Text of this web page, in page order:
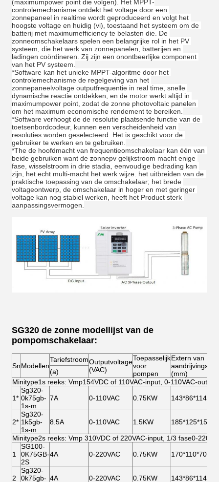
(maximumpower point die volgen). Het MPPT-
controlemechanisme ontdekt het voltage door een
zonnepaneel in realtime wordt geproduceerd en volgt het
hoogste voltage en huidig (vi), toestaand het systeem om de
batterij met maximumefficiency te belasten die. De
zonneomschakelaars spelen een belangrijke rol in het PV
systeem, die het werk van zonnepanelen, batterijen en
ladingen coördineren. Zij zijn een onontbeerlijke component
van het PV systeem.
*Software kan het unieke MPPT-algoritme door het
controlemechanisme de regelgeving van het
zonnepaneelvoltage outputfrequentie in real time, snelle
dynamische reactie ontdekken, en de motor werkt altijd in
maximumpower point, zodat de zonne photovoltaic panelen
om het maximum economische rendement te bereiken.
*Software verhoogt de de resolutie plaatsende functie van de
toetsenbordcodeur, kunnen een verscheidenheid van
resoluties worden geselecteerd. Het is geschikt voor de
gebruiker te werken en te gebruiken.
*The de hoofdmacht van frequentieomschakelaar kan één van
beide gebruiken want de zonnepv gelijkstroom macht enige
fase, wisselstroom in drie stadia, eenvoudige bedrading kan
zijn, het echt multi-macht het werk wijze. het uitbreiden van de
praktische toepassing van de omschakelaar; het brede
voltageontwerp, de omschakelaar in hoger en met geringer
voltage kan nog stabiel werken, heeft het Product sterk
aanpassingsvermogen.
SG320 de zonne modellijst van de
pompomschakelaar:
SnModellen
TariefstroomOutputvoltage
(VAC)
Toepasselijk
voor
pompen
Extern van
(mm)
(a)
Minitype1s reeks: Vmp154VDC of 110VAC-input, 0-110VAC-output
1*
Sg320-
0k75gb-
1s-m
7A 0-110VAC 0.75KW 143*86*114
2*
Sg320-
1k5gb-
1s-m
8.5A 0-110VAC 1.5KW 185*125*159
Minitype2s reeks: Vmp 310VDC of 220VAC-input, 1/3 fase0-
1
SG100-
0K75GB-
2S
4A 0-220VAC 0.75KW 170*110*70
2
Sg320-
0k75gb- 4A 0-220VAC 0.75KW 143*86*114